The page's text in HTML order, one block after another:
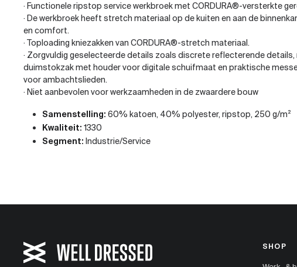
· Functionele ripstop service werkbroek met CORDURA®-versterkte
· De werkbroek heeft stretch materiaal op de kuiten en aan de
en comfort.
· Toploading kniezakken van CORDURA®-stretch materiaal.
· Zorgvuldig geselecteerde details zoals discrete reflecterende
duimstokzak met houder voor digitale schuifmaat en praktische
voor ambachtslieden.
· Niet aanbevolen voor werkzaamheden in de zwaardere bouw
Samenstelling: 60% katoen, 40% polyester, ripstop, 250 g/m²
Kwaliteit: 1330
Segment: Industrie/Service
SHOP